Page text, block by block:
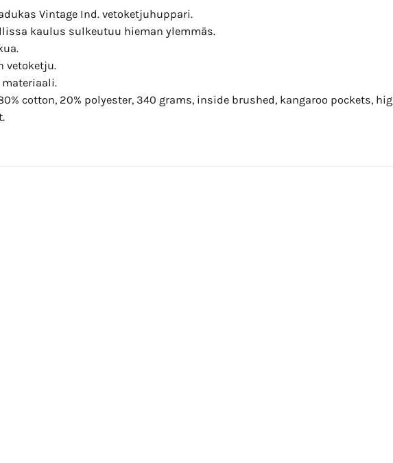
Vintage Ind. vetoketjuhuppari.
kaulus sulkeutuu hieman ylemmäs.
vetoketju.
materiaali.
cotton, 20% polyester, 340 grams, inside brushed, kangaroo pockets,